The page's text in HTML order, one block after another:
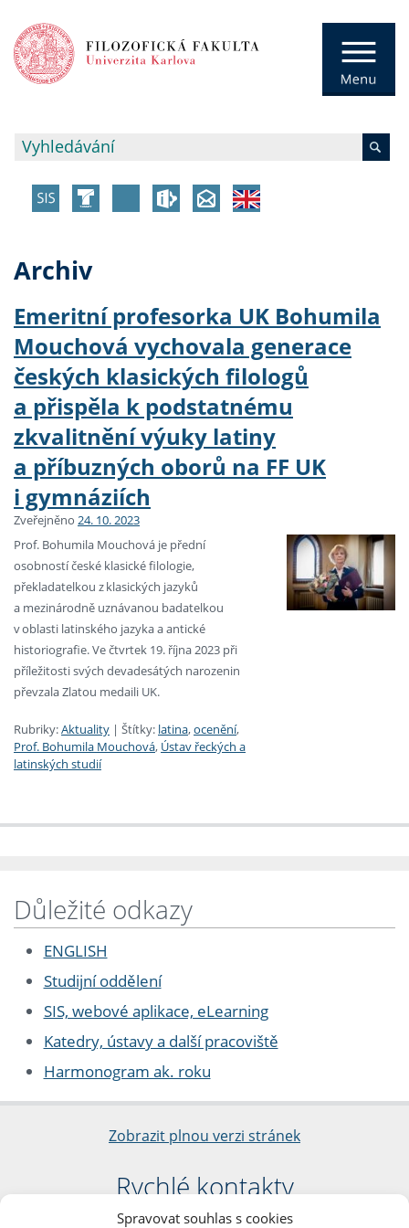
Spravovat souhlas s cookies
Archiv
Emeritní profesorka UK Bohumila
Mouchová vychovala generace
českých klasických filologů
a přispěla k podstatnému
zkvalitnění výuky latiny
a příbuzných oborů na FF UK
i gymnáziích
Zveřejněno 24. 10. 2023
Prof. Bohumila Mouchová je přední
osobností české klasické filologie,
překladatelkou z klasických jazyků
a mezinárodně uznávanou badatelkou
v oblasti latinského jazyka a antické
historiografie. Ve čtvrtek 19. října 2023 při
příležitosti svých devadesátých narozenin
převzala Zlatou medaili UK.
Rubriky:Aktuality | Štítky: latina,ocenění,
Prof. Bohumila Mouchová, Ústav řeckých a
latinských studií
Důležité odkazy
ENGLISH
Studijní oddělení
SIS, webové aplikace, eLearning
Katedry, ústavy a další pracoviště
Harmonogram ak. roku
Zobrazit plnou verzi stránek
Rychlé kontakty
Filozofická fakulta